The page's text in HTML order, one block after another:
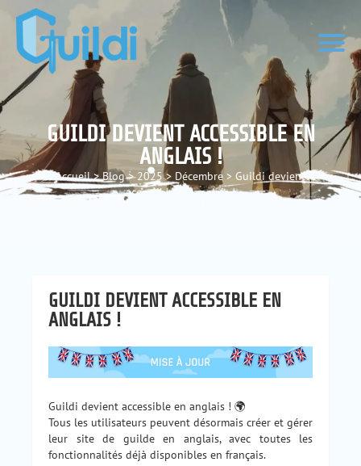
GUILDI DEVIENT ACCESSIBLE EN
ANGLAIS !
Accueil > Blog > 2025 > Décembre > Guildi devient
accessible en anglais !
GUILDI DEVIENT ACCESSIBLE EN
ANGLAIS !
Guildi devient accessible en anglais ! 🌍
Tous les utilisateurs peuvent désormais créer et gérer
leur site de guilde en anglais, avec toutes les
fonctionnalités déjà disponibles en français.